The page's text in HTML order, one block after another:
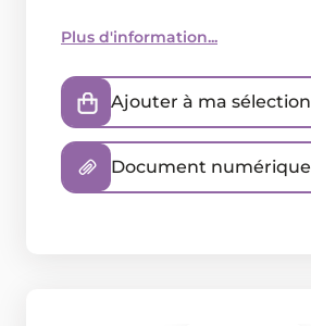
Plus d'information...
Ajouter à ma sélection
Document numérique